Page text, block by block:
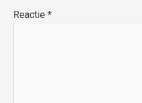
Reactie*